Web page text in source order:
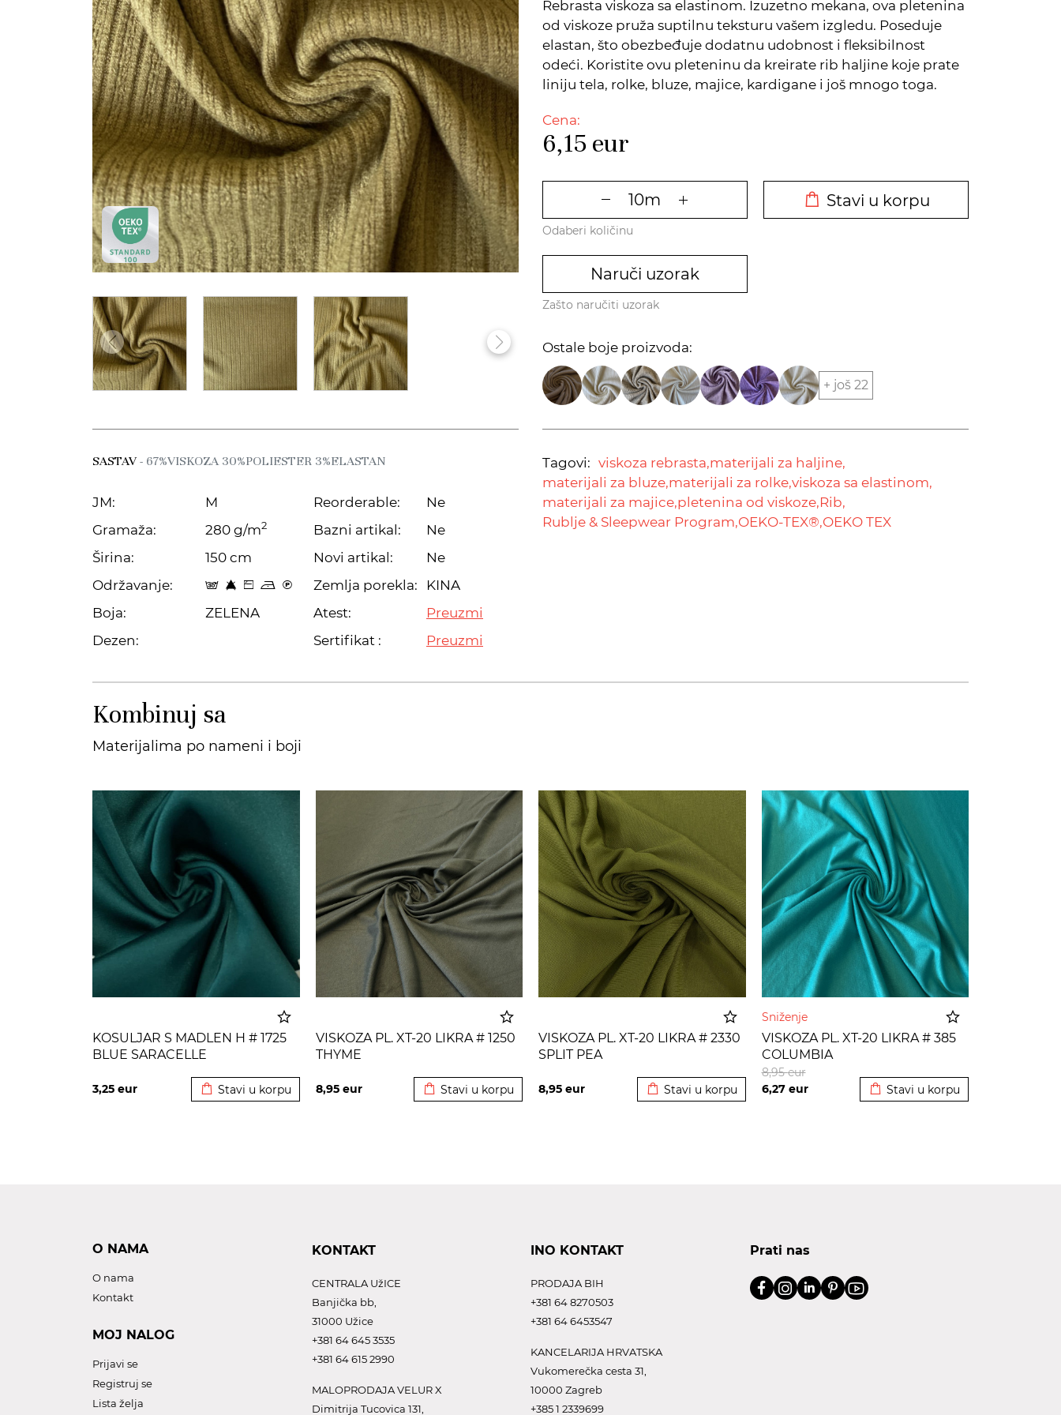
Rebrasta viskoza sa elastinom. Izuzetno mekana, ova pletenina
od viskoze pruža suptilnu teksturu vašem izgledu. Poseduje
elastan, što obezbeđuje dodatnu udobnost i fleksibilnost
odeći. Koristite ovu pleteninu da kreirate rib haljine koje prate
liniju tela, rolke, bluze, majice, kardigane i još mnogo toga.
Cena:
6,15 eur
Stavi u korpu
Odaberi količinu
Naruči uzorak
Zašto naručiti uzorak
Ostale boje proizvoda:
+ još 22
SASTAV- 67%VISKOZA 30%POLIESTER 3%ELASTAN
JM:
M
Gramaža:
280 g/m2
Širina:
150 cm
Održavanje:
s 8 Z o C
Boja:
ZELENA
Dezen:
Reorderable:
Ne
Bazni artikal:
Ne
Novi artikal:
Ne
Zemlja porekla:
KINA
Atest:
Preuzmi
Sertifikat :
Preuzmi
Tagovi: viskoza rebrasta,materijali za haljine,
materijali za bluze,materijali za rolke,viskoza sa elastinom,
materijali za majice,pletenina od viskoze,Rib,
Rublje & Sleepwear Program,OEKO-TEX®,OEKO TEX
Kombinuj sa
Materijalima po nameni i boji
KOSULJAR S MADLEN H # 1725
BLUE SARACELLE
3,25 eur Stavi u korpu
VISKOZA PL. XT-20 LIKRA # 1250
THYME
8,95 eur Stavi u korpu
VISKOZA PL. XT-20 LIKRA # 2330
SPLIT PEA
8,95 eur Stavi u korpu
Sniženje
VISKOZA PL. XT-20 LIKRA # 385
COLUMBIA
6,27 eur
8,95eur
Stavi u korpu
O NAMA
O nama
Kontakt
MOJ NALOG
Prijavi se
Registruj se
Lista želja
KONTAKT
CENTRALA UžICE
Banjička bb,
31000 Užice
+381 64 645 3535
+381 64 615 2990
MALOPRODAJA VELUR X
Dimitrija Tucovica 131,
INO KONTAKT
PRODAJA BIH
+381 64 8270503
+381 64 6453547
KANCELARIJA HRVATSKA
Vukomerečka cesta 31,
10000 Zagreb
+385 1 2339699
Prati nas